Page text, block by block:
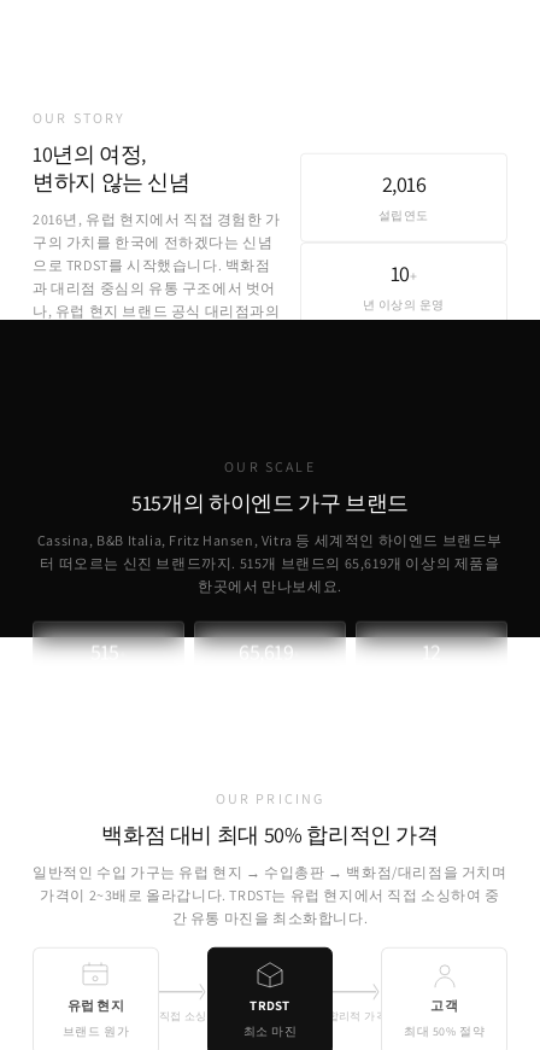
OUR STORY
10년의 여정,
변하지 않는 신념
2016년, 유럽 현지에서 직접 경험한 가
구의 가치를 한국에 전하겠다는 신념
으로 TRDST를 시작했습니다. 백화점
과 대리점 중심의 유통 구조에서 벗어
나, 유럽 현지 브랜드 공식 대리점과의
2,016
설립연도
10+
년 이상의 운영
OUR SCALE
515개의 하이엔드 가구 브랜드
Cassina, B&B Italia, Fritz Hansen, Vitra 등 세계적인 하이엔드 브랜드부
터 떠오르는 신진 브랜드까지. 515개 브랜드의 65,619개 이상의 제품을
한곳에서 만나보세요.
515+ 65,619+ 12
OUR PRICING
백화점 대비 최대 50% 합리적인 가격
일반적인 수입 가구는 유럽 현지 → 수입총판 → 백화점/대리점을 거치며
가격이 2~3배로 올라갑니다. TRDST는 유럽 현지에서 직접 소싱하여 중
간 유통 마진을 최소화합니다.
유럽 현지
브랜드 원가
직접 소싱
TRDST
최소 마진
합리적 가격
고객
최대 50% 절약